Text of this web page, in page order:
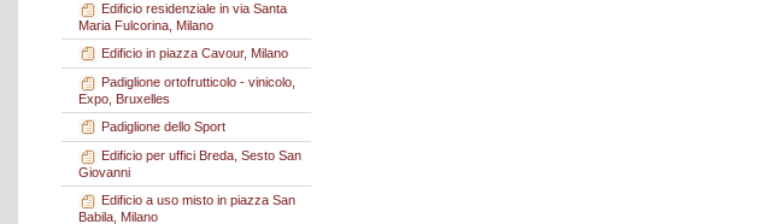
Edificio residenziale in via Santa
Maria Fulcorina, Milano
Edificio in piazza Cavour, Milano
Padiglione ortofrutticolo - vinicolo,
Expo, Bruxelles
Padiglione dello Sport
Edificio per uffici Breda, Sesto San
Giovanni
Edificio a uso misto in piazza San
Babila, Milano